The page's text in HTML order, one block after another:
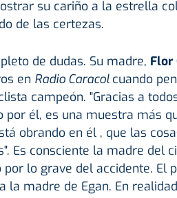
su cariño a la estrella
de las certezas.
de dudas. Su madre, Flor
en Radio Caracol cuando
campeón. "Gracias a
por él, es una muestra más
obrando en él , que las
Es consciente la madre del
lo grave del accidente. El
la madre de Egan. En